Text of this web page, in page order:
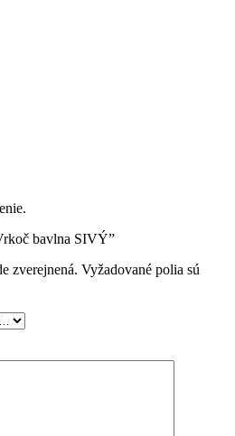
bavlna SIVÝ”
zverejnená. Vyžadované polia sú